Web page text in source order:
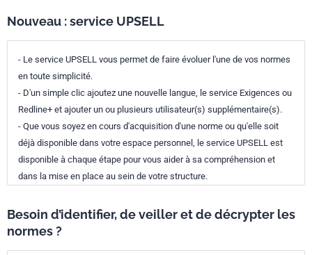
Nouveau : service UPSELL
- Le service UPSELL vous permet de faire évoluer l'une de vos normes
en toute simplicité.
- D'un simple clic ajoutez une nouvelle langue, le service Exigences ou
Redline+ et ajouter un ou plusieurs utilisateur(s) supplémentaire(s).
- Que vous soyez en cours d'acquisition d'une norme ou qu'elle soit
déjà disponible dans votre espace personnel, le service UPSELL est
disponible à chaque étape pour vous aider à sa compréhension et
dans la mise en place au sein de votre structure.
Besoin d’identifier, de veiller et de décrypter les
normes ?